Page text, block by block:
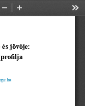
Zoom
jövője: